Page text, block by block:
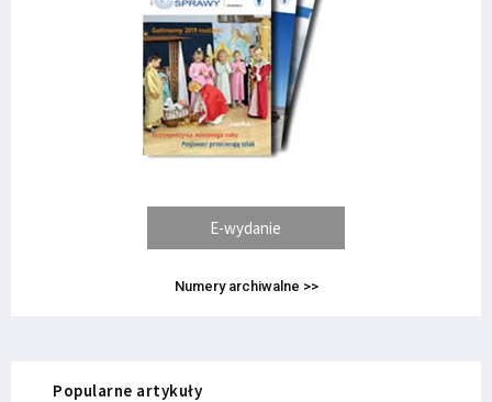
E-wydanie
Numery archiwalne >>
Popularne artykuły